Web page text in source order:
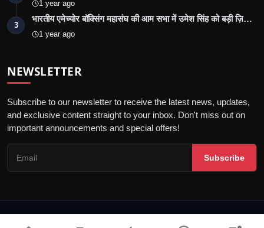
1 year ago
3
भारतीय एमेच्योर बॉक्सिंग महासंघ की आम सभा में उमेश सिंह को बड़ी ज़ि…
1 year ago
NEWSLETTER
Subscribe to our newsletter to receive the latest news, updates,
and exclusive content straight to your inbox. Don't miss out on
important announcements and special offers!
Subscribe